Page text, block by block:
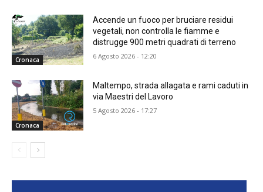
Cronaca
Accende un fuoco per bruciare residui
vegetali, non controlla le fiamme e
distrugge 900 metri quadrati di terreno
6 Agosto 2026 - 12:20
Cronaca
Maltempo, strada allagata e rami caduti in
via Maestri del Lavoro
5 Agosto 2026 - 17:27